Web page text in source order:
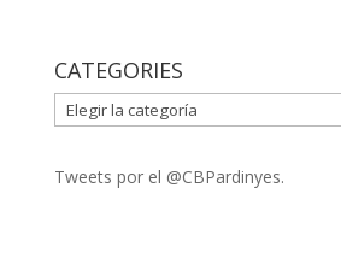
CATEGORIES
CATEGORIES
Tweets por el @CBPardinyes.